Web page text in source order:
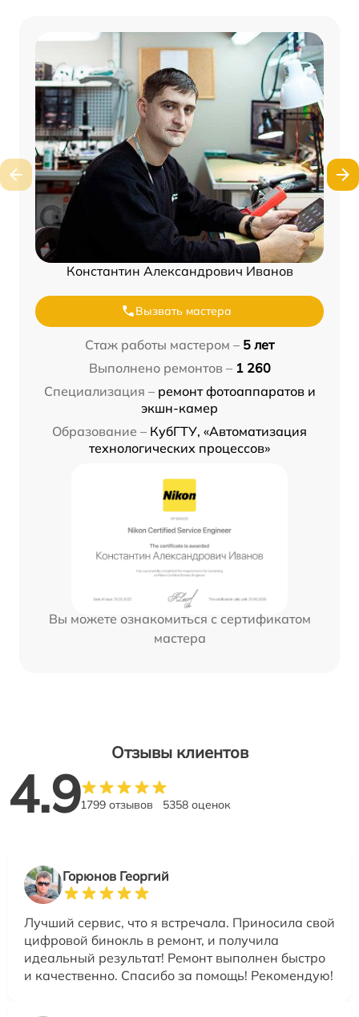
Константин Александрович Иванов
Вызвать мастера
Стаж работы мастером – 5 лет
Выполнено ремонтов – 1 260
Специализация – ремонт фотоаппаратов и
экшн-камер
Образование – КубГТУ, «Автоматизация
технологических процессов»
Вы можете ознакомиться с сертификатом
мастера
Отзывы клиентов
4.91799 отзывов 5358 оценок
Горюнов Георгий
Лучший сервис, что я встречала. Приносила свой
цифровой бинокль в ремонт, и получила
идеальный результат! Ремонт выполнен быстро
и качественно. Спасибо за помощь! Рекомендую!